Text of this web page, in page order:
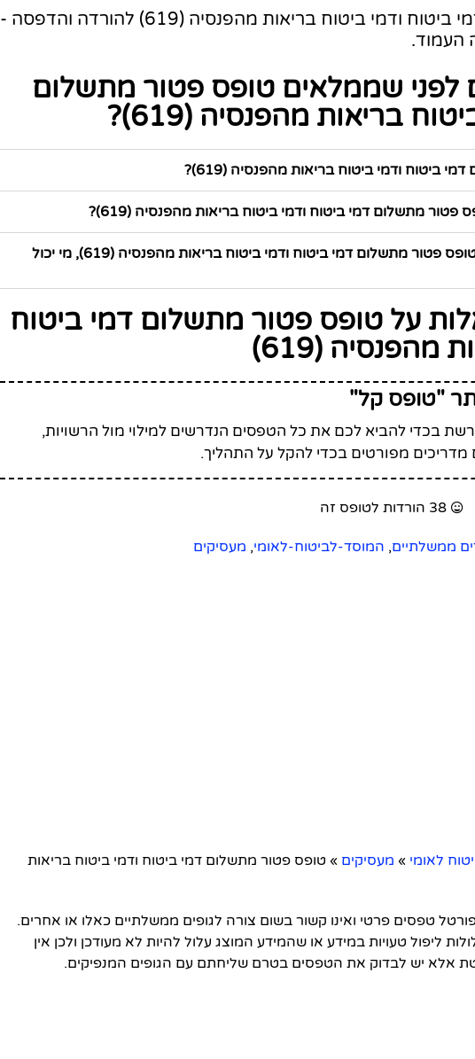
טופס פטור מתשלום דמי ביטוח ודמי ביטוח בריאות מהפנסיה (619) להורדה והדפסה -
לפני שממלאים טופס פטור מתשלום
בריאות מהפנסיה (619)?
ביטוח ודמי ביטוח בריאות מהפנסיה (619)?
פטור מתשלום דמי ביטוח ודמי ביטוח בריאות מהפנסיה (619)?
אני קצת מסתבך עם מילוי טופס פטור מתשלום דמי ביטוח ודמי ביטוח בריאות מהפנסיה (619), מי יכול
על טופס פטור מתשלום דמי ביטוח
מהפנסיה (619)
"טופס קל"
בכדי להביא לכם את כל הטפסים הנדרשים למילוי מול הרשויות,
מדריכים מפורטים בכדי להקל על התהליך.
38 הורדות לטופס זה
ממשלתיים, המוסד-לביטוח-לאומי, מעסיקים
לאומי » מעסיקים » טופס פטור מתשלום דמי ביטוח ודמי ביטוח בריאות
טפסים פרטי ואינו קשור בשום צורה לגופים ממשלתיים כאלו או אחרים.
ליפול טעויות במידע או שהמידע המוצג עלול להיות לא מעודכן ולכן אין
אלא יש לבדוק את הטפסים בטרם שליחתם עם הגופים המנפיקים.